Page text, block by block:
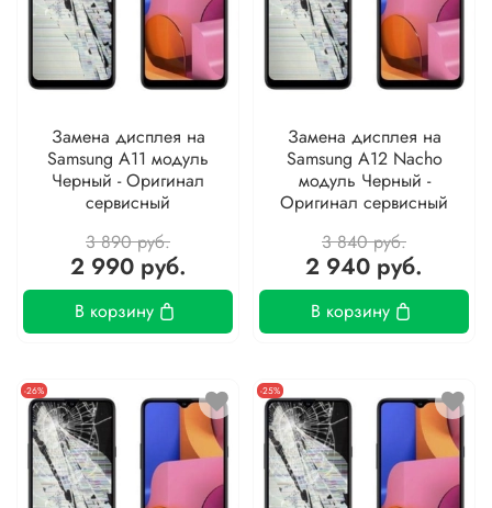
Замена дисплея на
Samsung A11 модуль
Черный - Оригинал
сервисный
3 890 руб.
2 990 руб.
В корзину
Замена дисплея на
Samsung A12 Nacho
модуль Черный -
Оригинал сервисный
3 840 руб.
2 940 руб.
В корзину
-26% -25%